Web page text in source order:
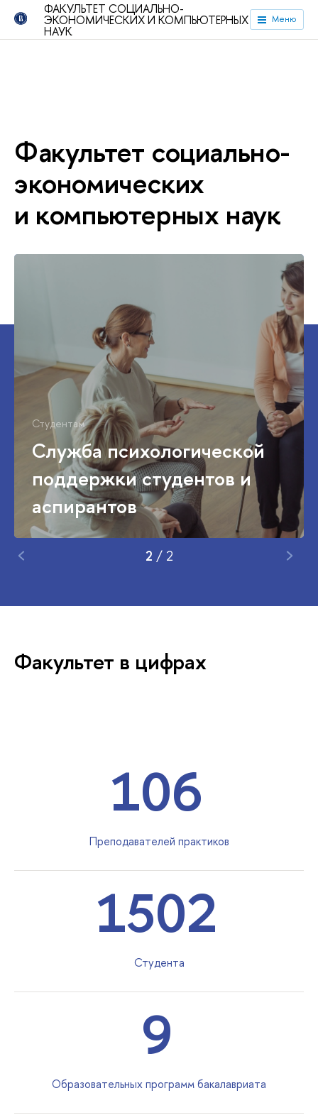
ФАКУЛЬТЕТ СОЦИАЛЬНО-
ЭКОНОМИЧЕСКИХ И КОМПЬЮТЕРНЫХ
НАУК
Меню
Факультет социально-
экономических
и компьютерных наук
Студентам
Служба психологической
поддержки студентов и
аспирантов
2 / 2
Факультет в цифрах
106
Преподавателей практиков
1502
Студента
9
Образовательных программ бакалавриата